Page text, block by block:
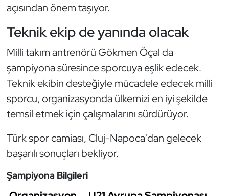
açısından önem taşıyor.
Teknik ekip de yanında olacak
Milli takım antrenörü Gökmen Öçal da
şampiyona süresince sporcuya eşlik edecek.
Teknik ekibin desteğiyle mücadele edecek milli
sporcu, organizasyonda ülkemizi en iyi şekilde
temsil etmek için çalışmalarını sürdürüyor.
Türk spor camiası, Cluj-Napoca'dan gelecek
başarılı sonuçları bekliyor.
Şampiyona Bilgileri
Motor Sporları
Muay Thai
Okçuluk
Oryantiring
Özel Sporcular
Paralimpik